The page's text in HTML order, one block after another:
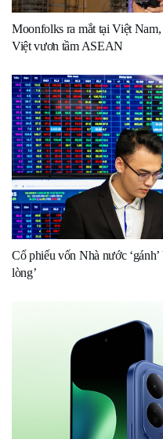
Moonfolks ra mắt tại Việt
Việt vươn tầm ASEAN
Cổ phiếu vốn Nhà nước
lòng’